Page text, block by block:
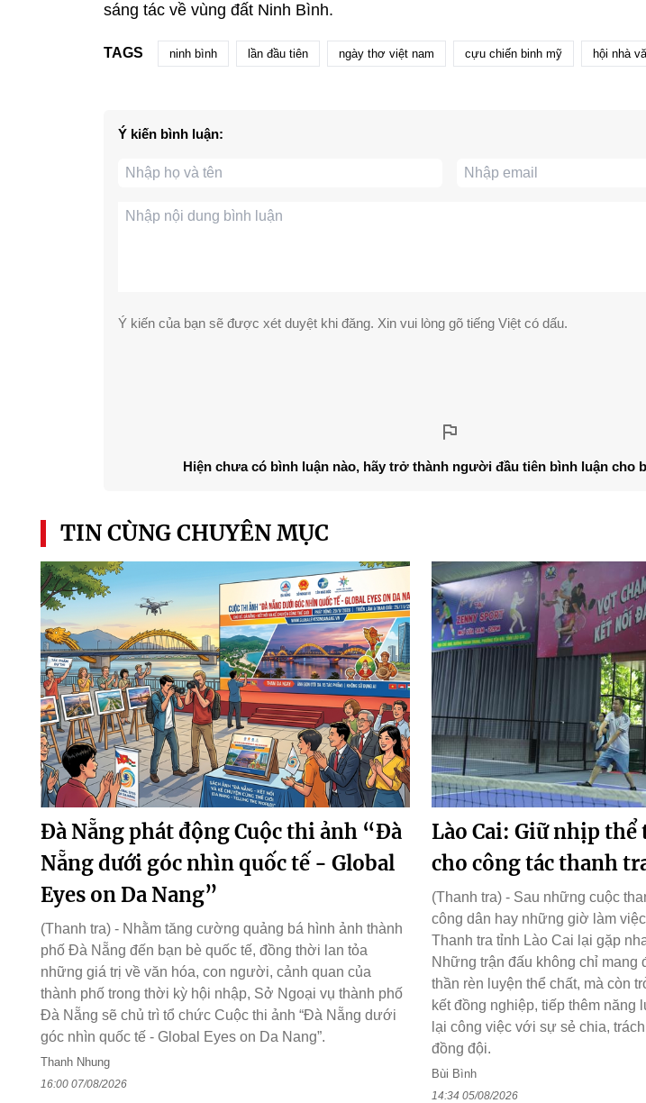
sáng tác về vùng đất Ninh Bình.
TAGS ninh bình lần đầu tiên ngày thơ việt nam cựu chiến binh mỹ hội nhà
Ý kiến bình luận:
Ý kiến của bạn sẽ được xét duyệt khi đăng. Xin vui lòng gõ tiếng Việt có dấu.
Hiện chưa có bình luận nào, hãy trở thành người đầu tiên bình luận cho
TIN CÙNG CHUYÊN MỤC
Đà Nẵng phát động Cuộc thi ảnh “Đà
Nẵng dưới góc nhìn quốc tế - Global
Eyes on Da Nang”
(Thanh tra) - Nhằm tăng cường quảng bá hình ảnh thành
phố Đà Nẵng đến bạn bè quốc tế, đồng thời lan tỏa
những giá trị về văn hóa, con người, cảnh quan của
thành phố trong thời kỳ hội nhập, Sở Ngoại vụ thành phố
Đà Nẵng sẽ chủ trì tổ chức Cuộc thi ảnh “Đà Nẵng dưới
góc nhìn quốc tế - Global Eyes on Da Nang”.
Thanh Nhung
16:00 07/08/2026
Lào Cai: Giữ nhịp thể
cho công tác thanh
(Thanh tra) - Sau những cuộc
công dân hay những giờ làm
Thanh tra tỉnh Lào Cai lại gặp
Những trận đấu không chỉ mang
thần rèn luyện thể chất, mà còn
kết đồng nghiệp, tiếp thêm năng
lại công việc với sự sẻ chia,
đồng đội.
Bùi Bình
14:34 05/08/2026